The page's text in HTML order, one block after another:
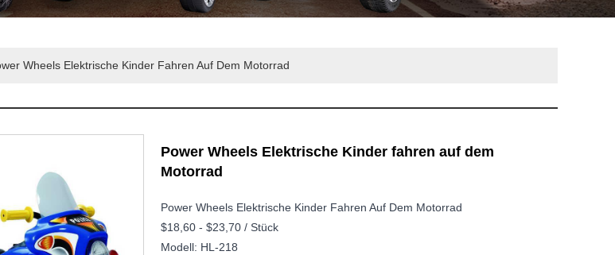
Wheels Elektrische Kinder Fahren Auf Dem Motorrad
Power Wheels Elektrische Kinder fahren auf dem
Motorrad
Power Wheels Elektrische Kinder Fahren Auf Dem Motorrad
$18,60 - $23,70 / Stück
Modell: HL-218